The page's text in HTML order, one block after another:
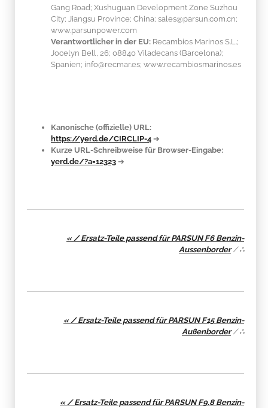
Gang Road; Xushuguan Development Zone Suzhou
City; Jiangsu Province; China; sales@parsun.com.cn;
www.parsunpower.com
Verantwortlicher in der EU: Recambios Marinos S.L.;
Jocelyn Bell, 26; 08840 Viladecans (Barcelona);
Spanien; info@recmar.es; www.recambiosmarinos.es
Kanonische (offizielle) URL:
https://yerd.de/CIRCLIP-4 ➔
Kurze URL-Schreibweise für Browser-Eingabe:
yerd.de/?a=12323 ➔
« / Ersatz-Teile passend für PARSUN F6 Benzin-
Aussenborder/∴
« / Ersatz-Teile passend für PARSUN F15 Benzin-
Außenborder/∴
« / Ersatz-Teile passend für PARSUN F9.8 Benzin-